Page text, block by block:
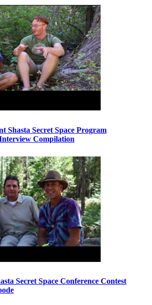
Shasta Secret Space Program
Compilation
Secret Space Conference Contest